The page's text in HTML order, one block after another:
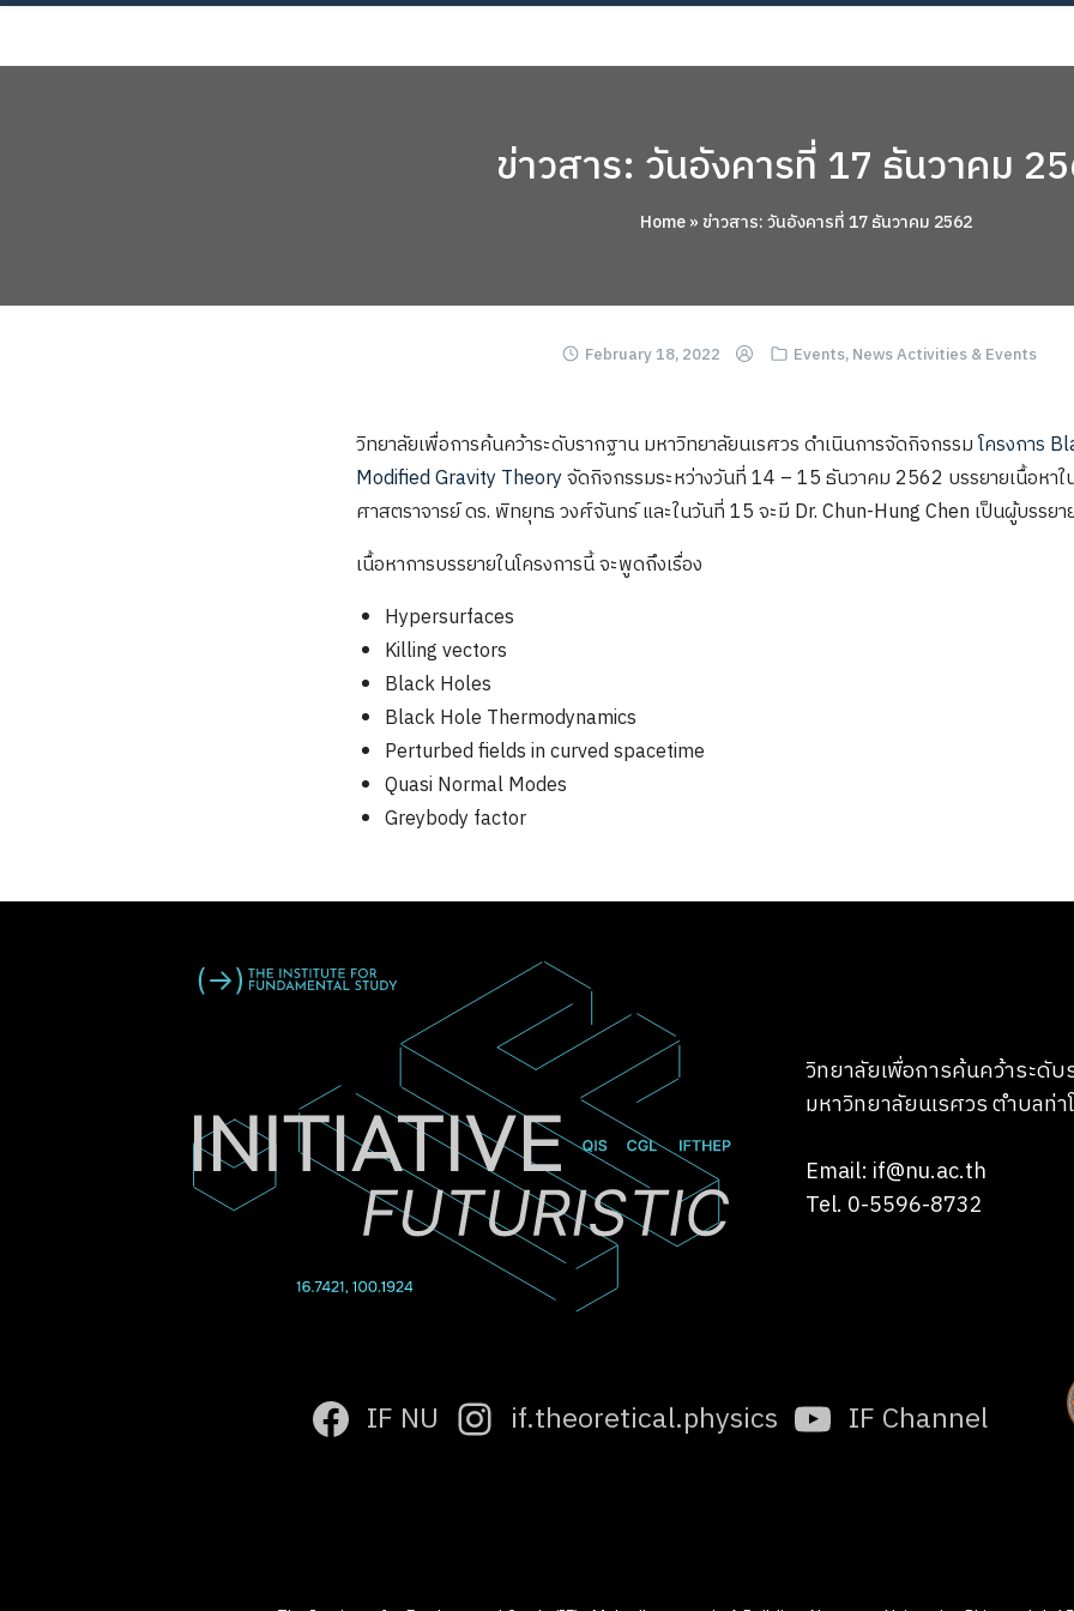
Skip
content
for:
ข่าวสาร: วันอังคารที่ 17 ธันวาคม
Home» ข่าวสาร: วันอังคารที่ 17 ธันวาคม 2562
February 18, 2022 Events,News Activities & Events
วิทยาลัยเพื่อการค้นคว้าระดับรากฐาน มหาวิทยาลัยนเรศวร ดำเนินการจัดกิจกรรมโครงการ
Modified Gravity Theoryจัดกิจกรรมระหว่างวันที่ 14 – 15 ธันวาคม 2562 บรรยายเนื้อหาใ
ศาสตราจารย์ ดร. พิทยุทธ วงศ์จันทร์ และในวันที่ 15 จะมี Dr. Chun-Hung Chen เป็นผู้บรรยา
เนื้อหาการบรรยายในโครงการนี้ จะพูดถึงเรื่อง
Hypersurfaces
Killing vectors
Black Holes
Black Hole Thermodynamics
Perturbed fields in curved spacetime
Quasi Normal Modes
Greybody factor
วิทยาลัยเพื่อการค้นคว้าระดับ
มหาวิทยาลัยนเรศวร ตำบลท่
Email: if@nu.ac.th
Tel. 0-5596-8732
IF NU if.theoretical.physics IF Channel